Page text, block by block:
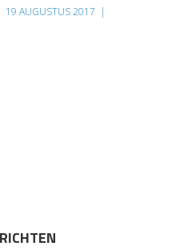
19 AUGUSTUS 2017 |